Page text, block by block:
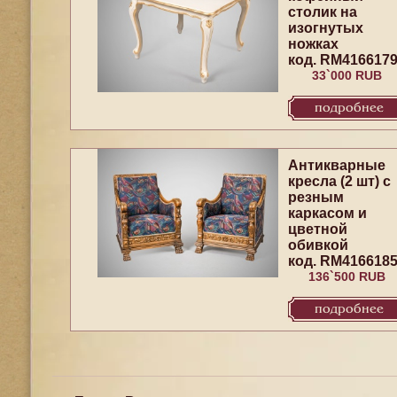
столик на
изогнутых
ножках
код. RM4166179
33`000 RUB
подробнее
Антикварные
кресла (2 шт) с
резным
каркасом и
цветной
обивкой
код. RM4166185
136`500 RUB
подробнее